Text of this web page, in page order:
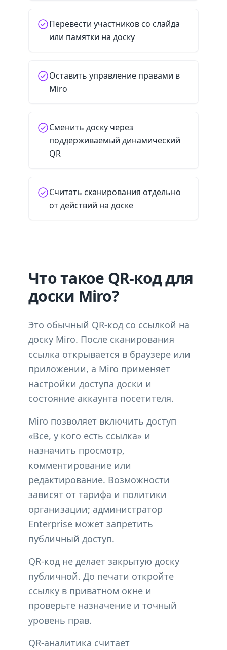
Перевести участников со слайда
или памятки на доску
Оставить управление правами в
Miro
Сменить доску через
поддерживаемый динамический
QR
Считать сканирования отдельно
от действий на доске
Что такое QR-код для
доски Miro?
Это обычный QR-код со ссылкой на
доску Miro. После сканирования
ссылка открывается в браузере или
приложении, а Miro применяет
настройки доступа доски и
состояние аккаунта посетителя.
Miro позволяет включить доступ
«Все, у кого есть ссылка» и
назначить просмотр,
комментирование или
редактирование. Возможности
зависят от тарифа и политики
организации; администратор
Enterprise может запретить
публичный доступ.
QR-код не делает закрытую доску
публичной. До печати откройте
ссылку в приватном окне и
проверьте назначение и точный
уровень прав.
QR-аналитика считает